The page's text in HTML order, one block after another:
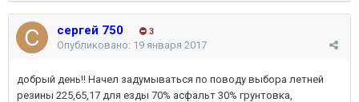
сергей 750 3
Опубликовано: 19 января 2017
добрый день!! Начел задумываться по поводу выбора летней
резины 225,65,17 для езды 70% асфальт 30% грунтовка,